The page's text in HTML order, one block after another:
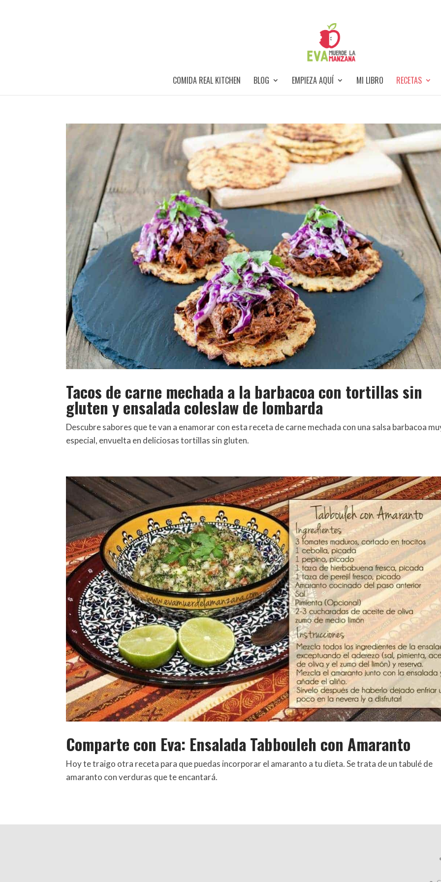
COMIDA REAL KITCHEN BLOG EMPIEZA AQUÍ MI LIBRO RECETAS
Tacos de carne mechada a la barbacoa con tortillas sin
gluten y ensalada coleslaw de lombarda
Descubre sabores que te van a enamorar con esta receta de carne mechada con una salsa barbacoa
especial, envuelta en deliciosas tortillas sin gluten.
Comparte con Eva: Ensalada Tabbouleh con Amaranto
Hoy te traigo otra receta para que puedas incorporar el amaranto a tu dieta. Se trata de un tabulé de
amaranto con verduras que te encantará.